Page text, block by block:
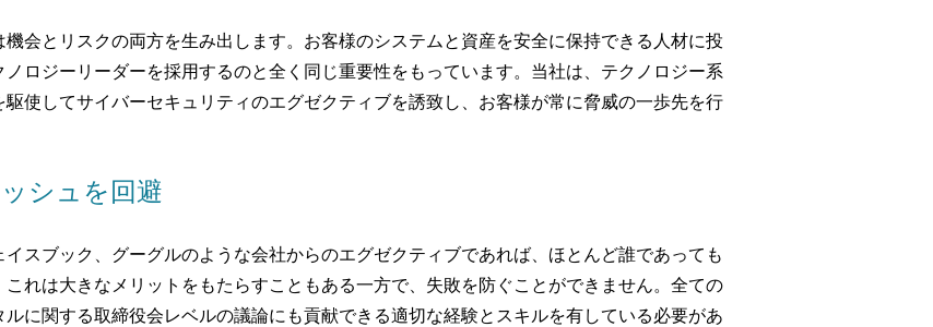
会とリスクの両方を生み出します。お客様のシステムと資産を安全に保持できる人材に投
ロジーリーダーを採用するのと全く同じ重要性をもっています。当社は、テクノロジー系
使してサイバーセキュリティのエグゼクティブを誘致し、お客様が常に脅威の一歩先を行
シュを回避
スブック、グーグルのような会社からのエグゼクティブであれば、ほとんど誰であっても
れは大きなメリットをもたらすこともある一方で、失敗を防ぐことができません。全ての
に関する取締役会レベルの議論にも貢献できる適切な経験とスキルを有している必要があ